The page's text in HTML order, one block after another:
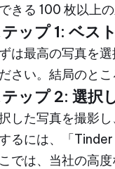
きる 100 枚以上
ップ 1: ベス
は最高の写真を
さい。結局のと
ップ 2: 選択
した写真を撮影
るには、「Tinder
では、当社の高